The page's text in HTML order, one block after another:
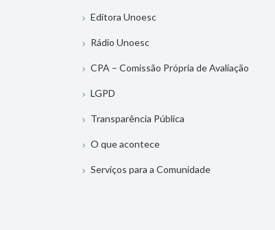
Editora Unoesc
Rádio Unoesc
CPA – Comissão Própria de Avaliação
LGPD
Transparência Pública
O que acontece
Serviços para a Comunidade